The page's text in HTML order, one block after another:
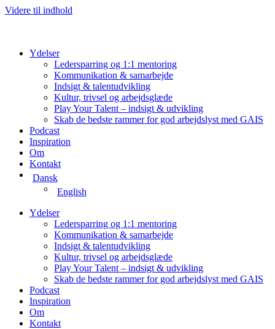
Videre til indhold
Ydelser
Ledersparring og 1:1 mentoring
Kommunikation & samarbejde
Indsigt & talentudvikling
Kultur, trivsel og arbejdsglæde
Play Your Talent – indsigt & udvikling
Skab de bedste rammer for god arbejdslyst med GAIS
Podcast
Inspiration
Om
Kontakt
Dansk
English
Ydelser
Ledersparring og 1:1 mentoring
Kommunikation & samarbejde
Indsigt & talentudvikling
Kultur, trivsel og arbejdsglæde
Play Your Talent – indsigt & udvikling
Skab de bedste rammer for god arbejdslyst med GAIS
Podcast
Inspiration
Om
Kontakt